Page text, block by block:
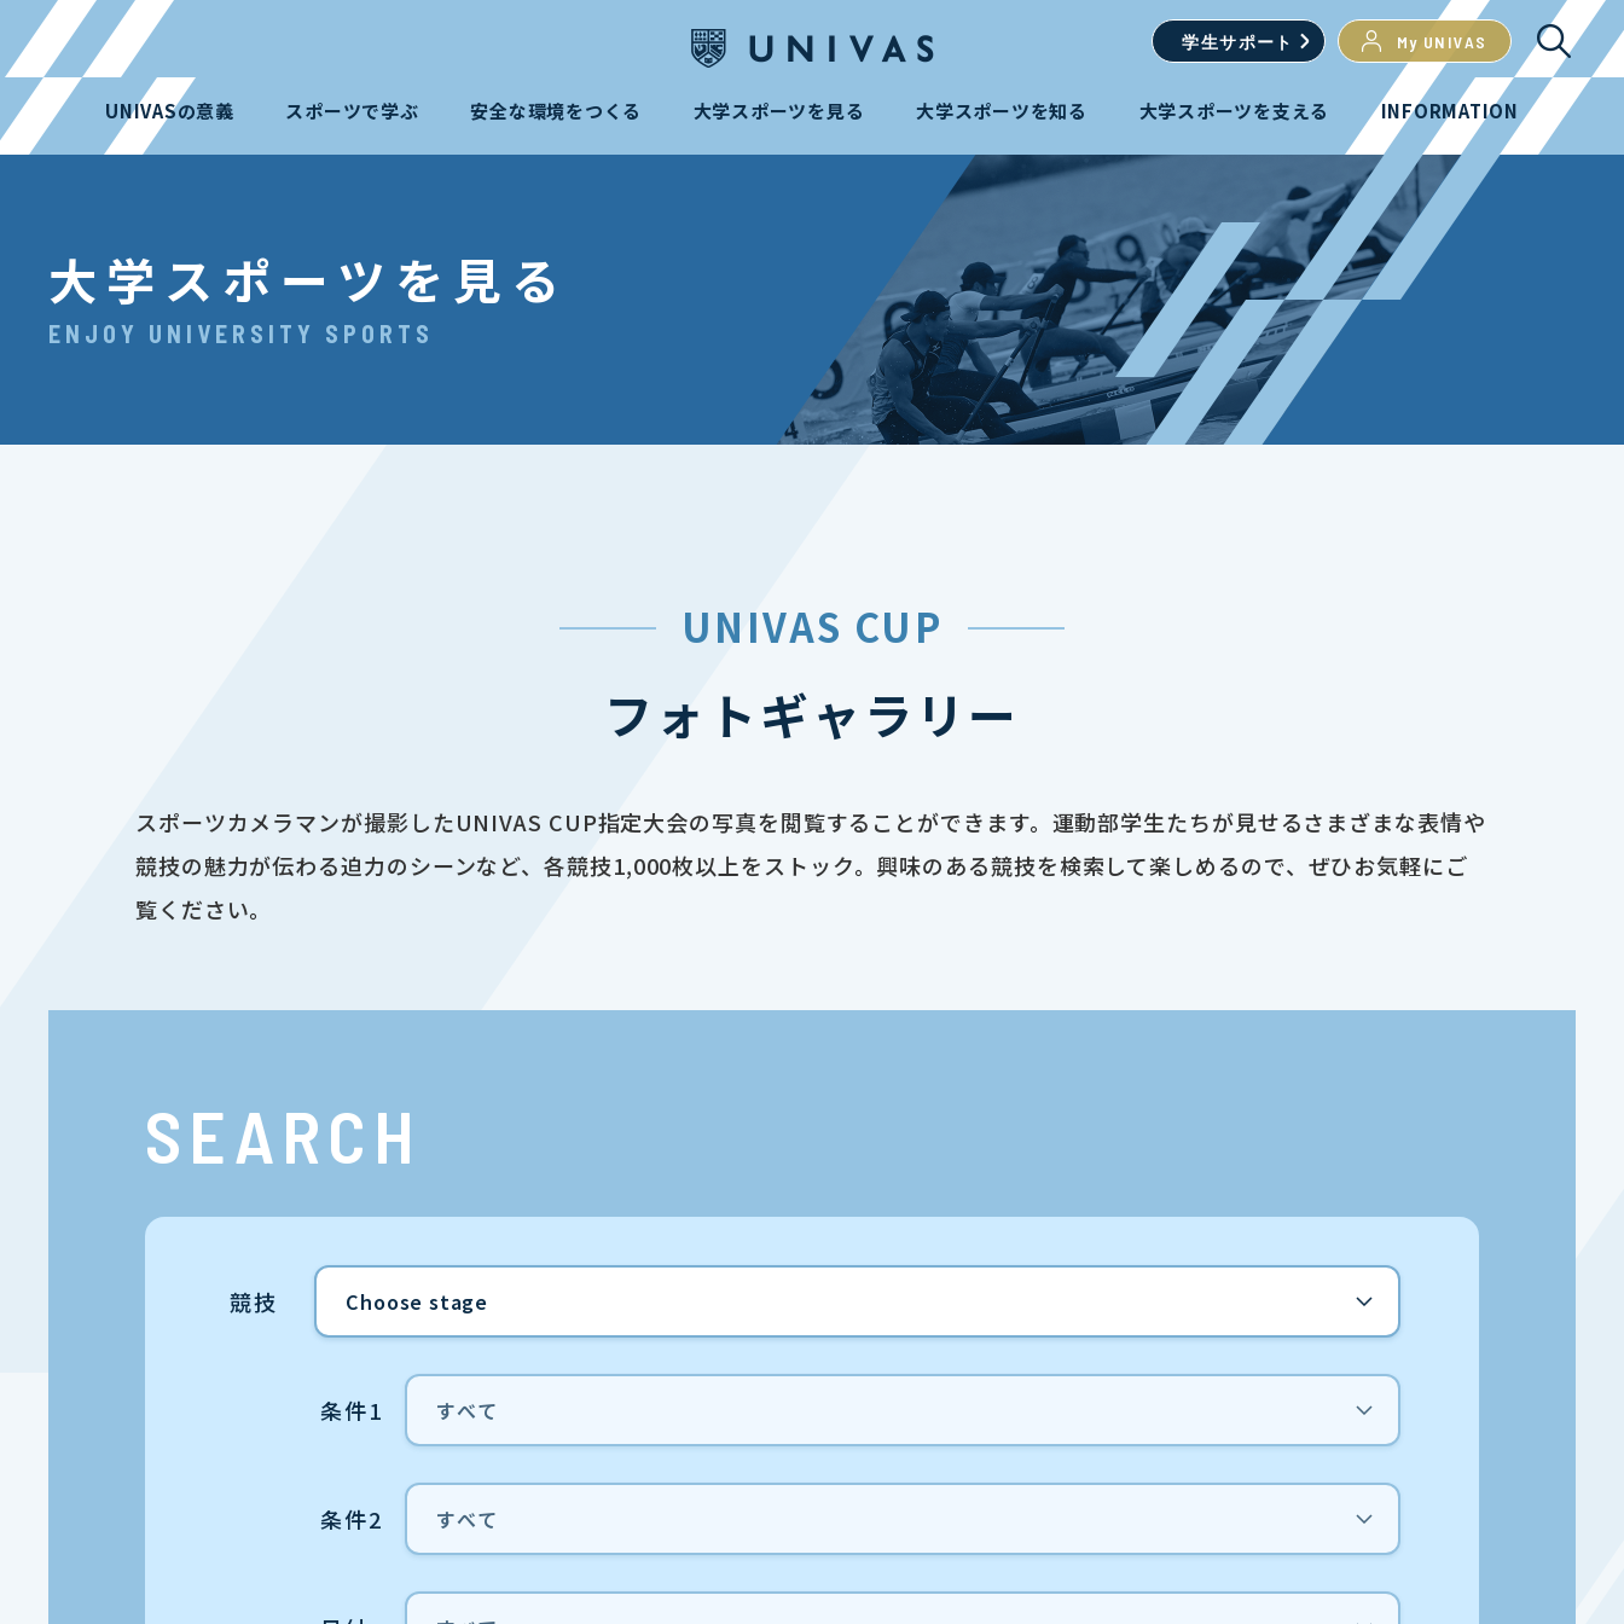
学生サポート My UNIVAS
UNIVASの意義 スポーツで学ぶ 安全な環境をつくる 大学スポーツを見る 大学スポーツを知る 大学スポーツを支える INFORMATION
大学スポーツを見る
ENJOY UNIVERSITY SPORTS
UNIVAS CUP
フォトギャラリー
スポーツカメラマンが撮影したUNIVAS CUP指定大会の写真を閲覧することができます。運動部学生たちが見せるさまざまな表情や
競技の魅力が伝わる迫力のシーンなど、各競技1,000枚以上をストック。興味のある競技を検索して楽しめるので、ぜひお気軽にご
覧ください。
SEARCH
競技
条件1
条件2